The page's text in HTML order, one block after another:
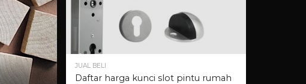
JUAL BELI
Daftar harga kunci slot pintu rumah